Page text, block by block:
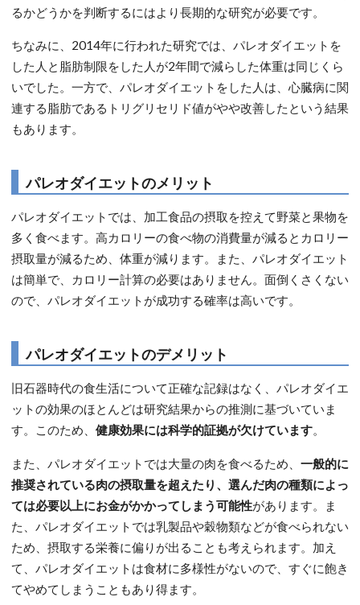
るかどうかを判断するにはより長期的な研究が必要です。
ちなみに、2014年に行われた研究では、パレオダイエットを
した人と脂肪制限をした人が2年間で減らした体重は同じくら
いでした。一方で、パレオダイエットをした人は、心臓病に関
連する脂肪であるトリグリセリド値がやや改善したという結果
もあります。
パレオダイエットのメリット
パレオダイエットでは、加工食品の摂取を控えて野菜と果物を
多く食べます。高カロリーの食べ物の消費量が減るとカロリー
摂取量が減るため、体重が減ります。また、パレオダイエット
は簡単で、カロリー計算の必要はありません。面倒くさくない
ので、パレオダイエットが成功する確率は高いです。
パレオダイエットのデメリット
旧石器時代の食生活について正確な記録はなく、パレオダイエ
ットの効果のほとんどは研究結果からの推測に基づいていま
す。このため、 健康効果には科学的証拠が欠けています。
また、パレオダイエットでは大量の肉を食べるため、 一般的に
推奨されている肉の摂取量を超えたり、選んだ肉の種類によっ
ては必要以上にお金がかかってしまう可能性があります。ま
た、パレオダイエットでは乳製品や穀物類などが食べられない
ため、摂取する栄養に偏りが出ることも考えられます。加え
て、パレオダイエットは食材に多様性がないので、すぐに飽き
てやめてしまうこともあり得ます。